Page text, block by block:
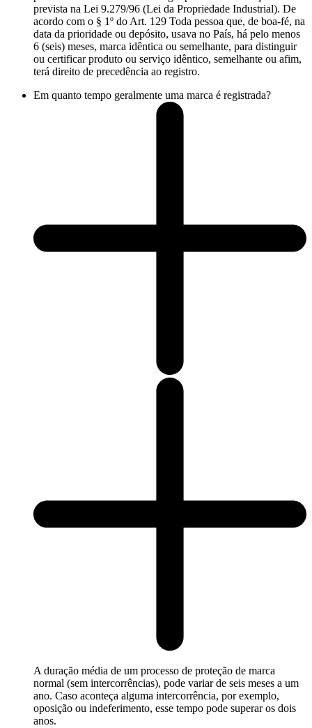
prevista na Lei 9.279/96 (Lei da Propriedade Industrial). De
acordo com o § 1º do Art. 129 Toda pessoa que, de boa-fé, na
data da prioridade ou depósito, usava no País, há pelo menos
6 (seis) meses, marca idêntica ou semelhante, para distinguir
ou certificar produto ou serviço idêntico, semelhante ou afim,
terá direito de precedência ao registro.
Em quanto tempo geralmente uma marca é registrada?
A duração média de um processo de proteção de marca
normal (sem intercorrências), pode variar de seis meses a um
ano. Caso aconteça alguma intercorrência, por exemplo,
oposição ou indeferimento, esse tempo pode superar os dois
anos.